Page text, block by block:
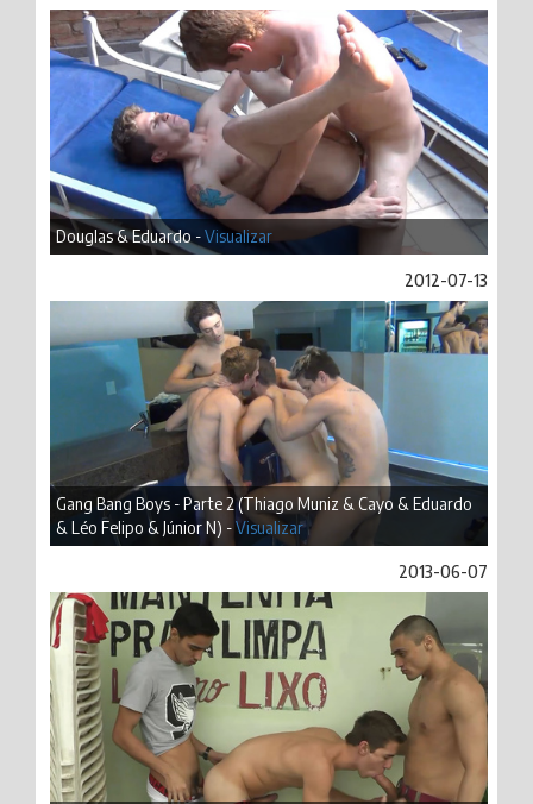
Douglas & Eduardo -Visualizar
2012-07-13
Gang Bang Boys - Parte 2 (Thiago Muniz & Cayo & Eduardo
& Léo Felipo & Júnior N) -Visualizar
2013-06-07